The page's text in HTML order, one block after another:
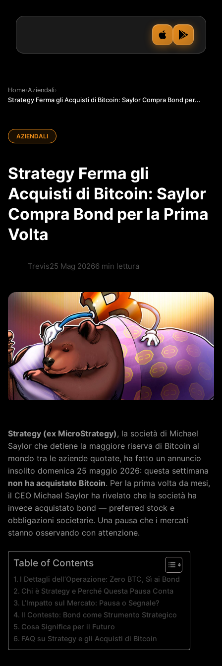
Home›Aziendali›
Strategy Ferma gli Acquisti di Bitcoin: Saylor Compra Bond per...
AZIENDALI
Strategy Ferma gli
Acquisti di Bitcoin: Saylor
Compra Bond per la Prima
Volta
Trevis25 Mag 20266 min lettura
Strategy (ex MicroStrategy), la società di Michael
Saylor che detiene la maggiore riserva di Bitcoin al
mondo tra le aziende quotate, ha fatto un annuncio
insolito domenica 25 maggio 2026: questa settimana
non ha acquistato Bitcoin. Per la prima volta da mesi,
il CEO Michael Saylor ha rivelato che la società ha
invece acquistato bond — preferred stock e
obbligazioni societarie. Una pausa che i mercati
stanno osservando con attenzione.
Table of Contents
I Dettagli dell’Operazione: Zero BTC, Sì ai Bond
Chi è Strategy e Perché Questa Pausa Conta
L’Impatto sul Mercato: Pausa o Segnale?
Il Contesto: Bond come Strumento Strategico
Cosa Significa per il Futuro
FAQ su Strategy e gli Acquisti di Bitcoin